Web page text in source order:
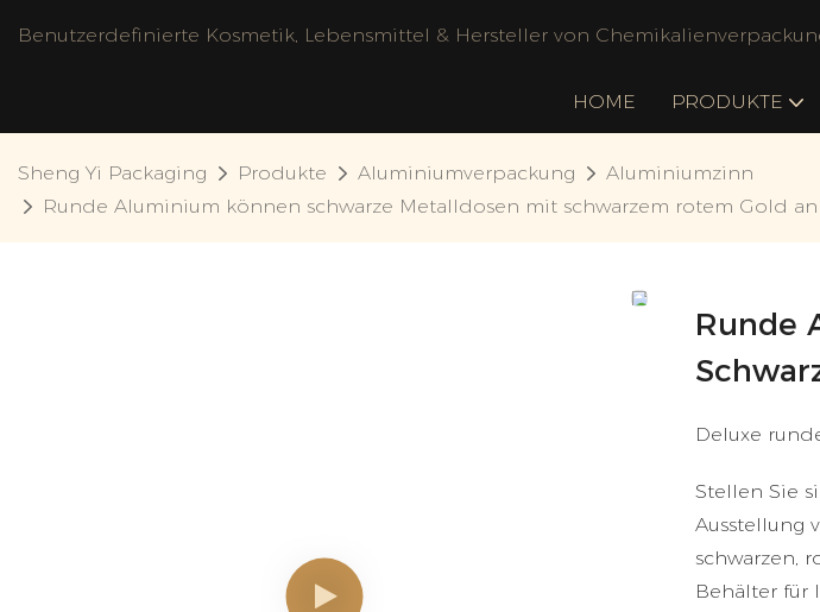
Benutzerdefinierte Kosmetik, Lebensmittel & Hersteller von
HOME PRODUKTE
Sheng Yi Packaging Produkte Aluminiumverpackung
Aluminiumzinn
Runde Aluminium können schwarze Metalldosen mit schwarzem rotem Gold
Runde
Deluxe
Stellen Sie
Ausstellung
schwarzen,
Behälter für